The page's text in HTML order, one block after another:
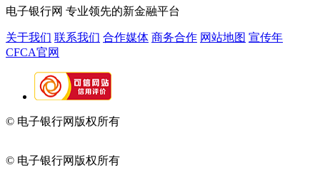
电子银行网 专业领先的新金融平台
关于我们 联系我们 合作媒体 商务合作 网站地图 宣传年
CFCA官网
© 电子银行网版权所有
© 电子银行网版权所有